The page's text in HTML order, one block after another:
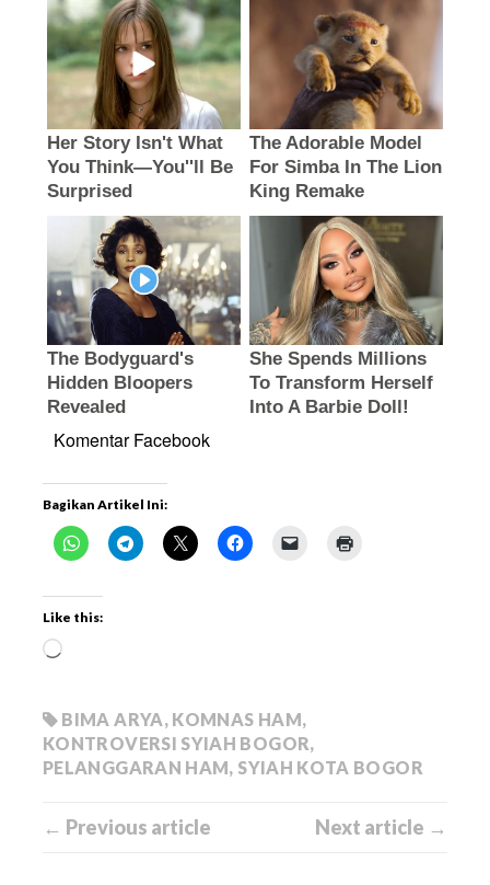
Komentar Facebook
Bagikan Artikel Ini:
Like this:
BIMA ARYA, KOMNAS HAM,
KONTROVERSI SYIAH BOGOR,
PELANGGARAN HAM, SYIAH KOTA BOGOR
← Previous article Next article →